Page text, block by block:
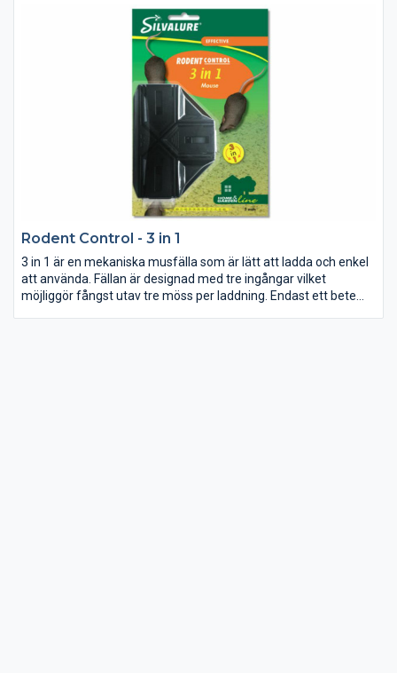
Rodent Control - 3 in 1
3 in 1 är en mekaniska musfälla som är lätt att ladda och enkel
att använda. Fällan är designad med tre ingångar vilket
möjliggör fångst utav tre möss per laddning. Endast ett bete